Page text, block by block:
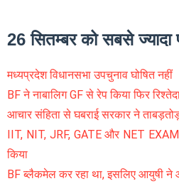
26 सितम्बर को सबसे ज्यादा
मध्यप्रदेश विधानसभा उपचुनाव घोषित नहीं
BF ने नाबालिग GF से रेप किया फिर
आचार संहिता से घबराई सरकार ने
IIT, NIT, JRF, GATE और NET
किया
BF ब्लैकमेल कर रहा था, इसलिए आयुषी ने